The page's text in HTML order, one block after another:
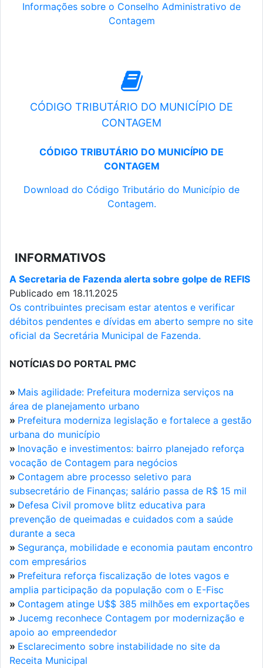
Informações sobre o Conselho Administrativo de
Contagem
CÓDIGO TRIBUTÁRIO DO MUNICÍPIO DE
CONTAGEM
CÓDIGO TRIBUTÁRIO DO MUNICÍPIO DE
CONTAGEM
Download do Código Tributário do Município de
Contagem.
INFORMATIVOS
A Secretaria de Fazenda alerta sobre golpe de REFIS
Publicado em 18.11.2025
Os contribuintes precisam estar atentos e verificar
débitos pendentes e dívidas em aberto sempre no site
oficial da Secretária Municipal de Fazenda.
NOTÍCIAS DO PORTAL PMC
» Mais agilidade: Prefeitura moderniza serviços na
área de planejamento urbano
» Prefeitura moderniza legislação e fortalece a gestão
urbana do município
» Inovação e investimentos: bairro planejado reforça
vocação de Contagem para negócios
» Contagem abre processo seletivo para
subsecretário de Finanças; salário passa de R$ 15 mil
» Defesa Civil promove blitz educativa para
prevenção de queimadas e cuidados com a saúde
durante a seca
» Segurança, mobilidade e economia pautam encontro
com empresários
» Prefeitura reforça fiscalização de lotes vagos e
amplia participação da população com o E-Fisc
» Contagem atinge U$$ 385 milhões em exportações
» Jucemg reconhece Contagem por modernização e
apoio ao empreendedor
» Esclarecimento sobre instabilidade no site da
Receita Municipal